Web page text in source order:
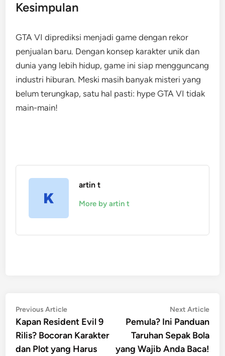
Kesimpulan
GTA VI diprediksi menjadi game dengan rekor
penjualan baru. Dengan konsep karakter unik dan
dunia yang lebih hidup, game ini siap mengguncang
industri hiburan. Meski masih banyak misteri yang
belum terungkap, satu hal pasti: hype GTA VI tidak
main-main!
artin t
More by artin t
Post
navigation
Previous ArticlePrevious
article:
Kapan Resident Evil 9
Rilis? Bocoran Karakter
dan Plot yang Harus
Next Article
Pemula? Ini Panduan
Taruhan Sepak Bola
yang Wajib Anda Baca!